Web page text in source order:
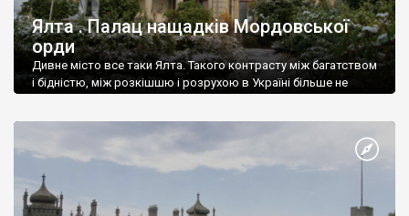
Ялта . Палац нащадків Мордовської
орди
Дивне місто все таки Ялта. Такого контрасту між багатством
і бідністю, між розкішшю і розрухою в Україні більше не